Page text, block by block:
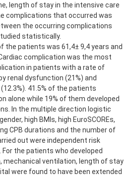
length of stay in the intensive care
complications that occurred was
the occurring complications
statistically.
the patients was 61,4± 9,4 years and
complication was the most
in patients with a rate of
renal dysfunction (21%) and
41.5% of the patients
alone while 19% of them developed
In the multiple direction logistic
high BMIs, high EuroSCOREs,
CPB durations and the number of
out were independent risk
the patients who developed
mechanical ventilation, length of stay
were found to have been extended